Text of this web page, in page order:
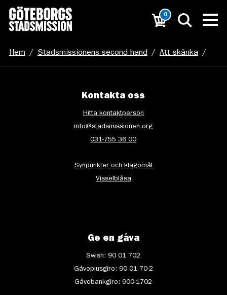
0
Hem / Stadsmissionens second hand / Att skänka /
Kontakta oss
Hitta kontaktperson
info@stadsmissionen.org
031-755 36 00
Synpunkter och klagomål
Visselblåsa
Ge en gåva
Swish: 90 01 702
Gåvoplusgiro: 90 01 70-2
Gåvobankgiro: 900-1702